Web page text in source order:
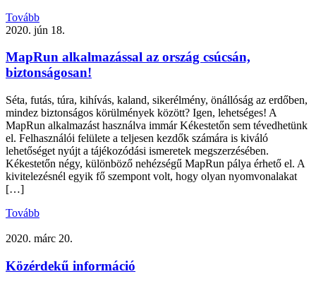
Tovább
2020. jún 18.
MapRun alkalmazással az ország csúcsán,
biztonságosan!
Séta, futás, túra, kihívás, kaland, sikerélmény, önállóság az erdőben,
mindez biztonságos körülmények között? Igen, lehetséges! A
MapRun alkalmazást használva immár Kékestetőn sem tévedhetünk
el. Felhasználói felülete a teljesen kezdők számára is kiváló
lehetőséget nyújt a tájékozódási ismeretek megszerzésében.
Kékestetőn négy, különböző nehézségű MapRun pálya érhető el. A
kivitelezésnél egyik fő szempont volt, hogy olyan nyomvonalakat
[…]
Tovább
2020. márc 20.
Közérdekű információ